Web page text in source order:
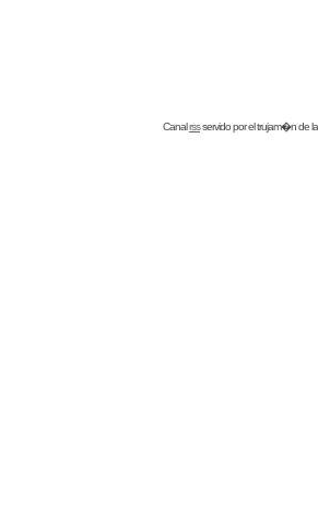
Canalrssservido por eltrujam�nde